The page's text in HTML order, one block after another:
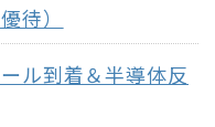
待）
ル到着＆半導体反